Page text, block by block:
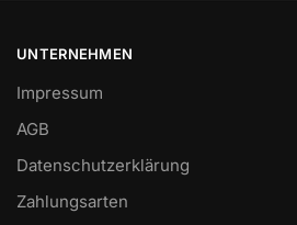
UNTERNEHMEN
Impressum
AGB
Datenschutzerklärung
Zahlungsarten